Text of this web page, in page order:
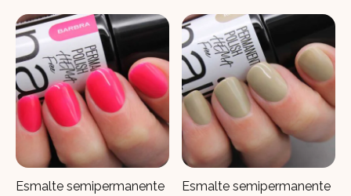
Esmalte semipermanente
Esmalte semipermanente